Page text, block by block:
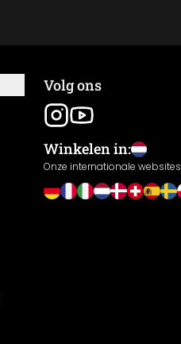
Volg ons
Winkelen in:
Onze internationale websites